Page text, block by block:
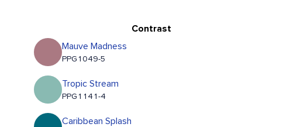
Contrast
Mauve Madness
PPG1049-5
Tropic Stream
PPG1141-4
Caribbean Splash